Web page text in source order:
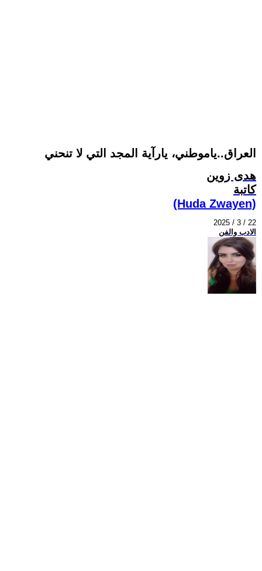
العراق..ياموطني، يارآية المجد التي لا تنحني
هدى زوين
كاتبة
(Huda Zwayen)
2025 / 3 / 22
الادب والفن